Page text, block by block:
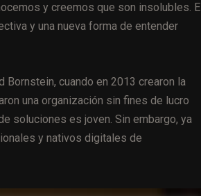
y creemos que son insolubles. El
y una nueva forma de entender
Bornstein, cuando en 2013 crearon la
una organización sin fines de lucro
soluciones es joven. Sin embargo, ya
y nativos digitales de